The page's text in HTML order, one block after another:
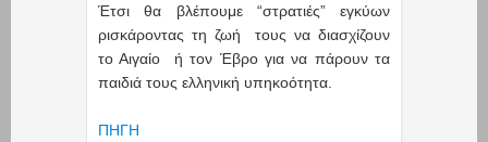
Έτσι θα βλέπουμε “στρατιές” εγκύων
ρισκάροντας τη ζωή τους να διασχίζουν
το Αιγαίο ή τον Έβρο για να πάρουν τα
παιδιά τους ελληνική υπηκοότητα.
ΠΗΓΗ